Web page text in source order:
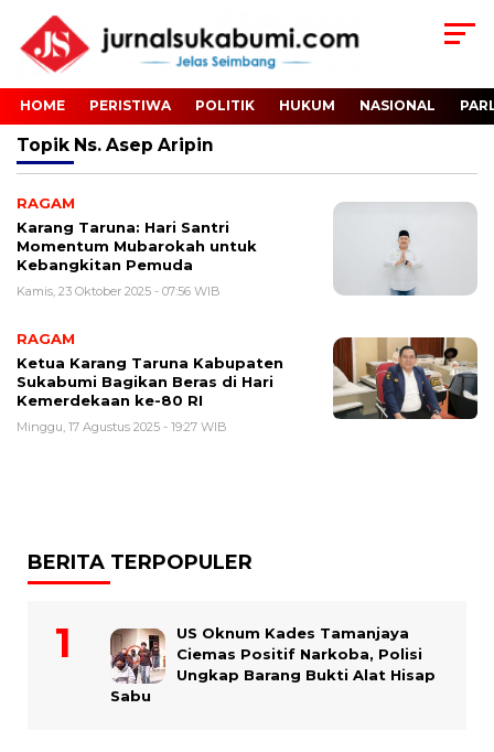
HOME PERISTIWA POLITIK HUKUM NASIONAL
Topik Ns. Asep Aripin
RAGAM
Karang Taruna: Hari Santri
Momentum Mubarokah untuk
Kebangkitan Pemuda
Kamis, 23 Oktober 2025 - 07:56 WIB
RAGAM
Ketua Karang Taruna Kabupaten
Sukabumi Bagikan Beras di Hari
Kemerdekaan ke-80 RI
Minggu, 17 Agustus 2025 - 19:27 WIB
BERITA TERPOPULER
US Oknum Kades Tamanjaya
Ciemas Positif Narkoba, Polisi
Ungkap Barang Bukti Alat Hisap
Sabu